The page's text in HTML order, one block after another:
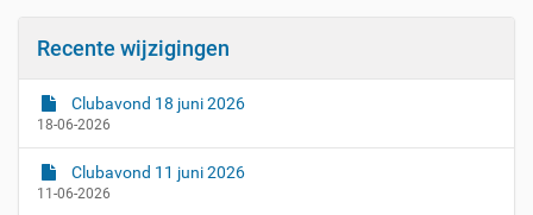
Recente wijzigingen
Clubavond 18 juni 2026
18-06-2026
Clubavond 11 juni 2026
11-06-2026